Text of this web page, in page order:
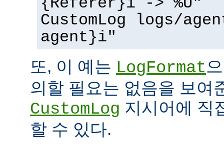
CustomLog logs/
agent}i"
또, 이 예는 LogFormat
의할 필요는 없음을 보여
CustomLog 지시어에 직
할 수 있다.